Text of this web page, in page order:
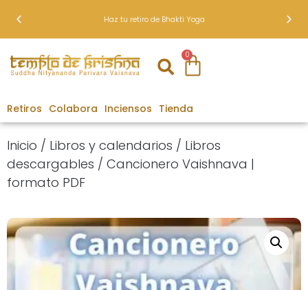
Haz tu retiro de Bhakti Yoga
0
Retiros Colabora Inciensos Tienda
Inicio / Libros y calendarios / Libros
descargables / Cancionero Vaishnava |
formato PDF